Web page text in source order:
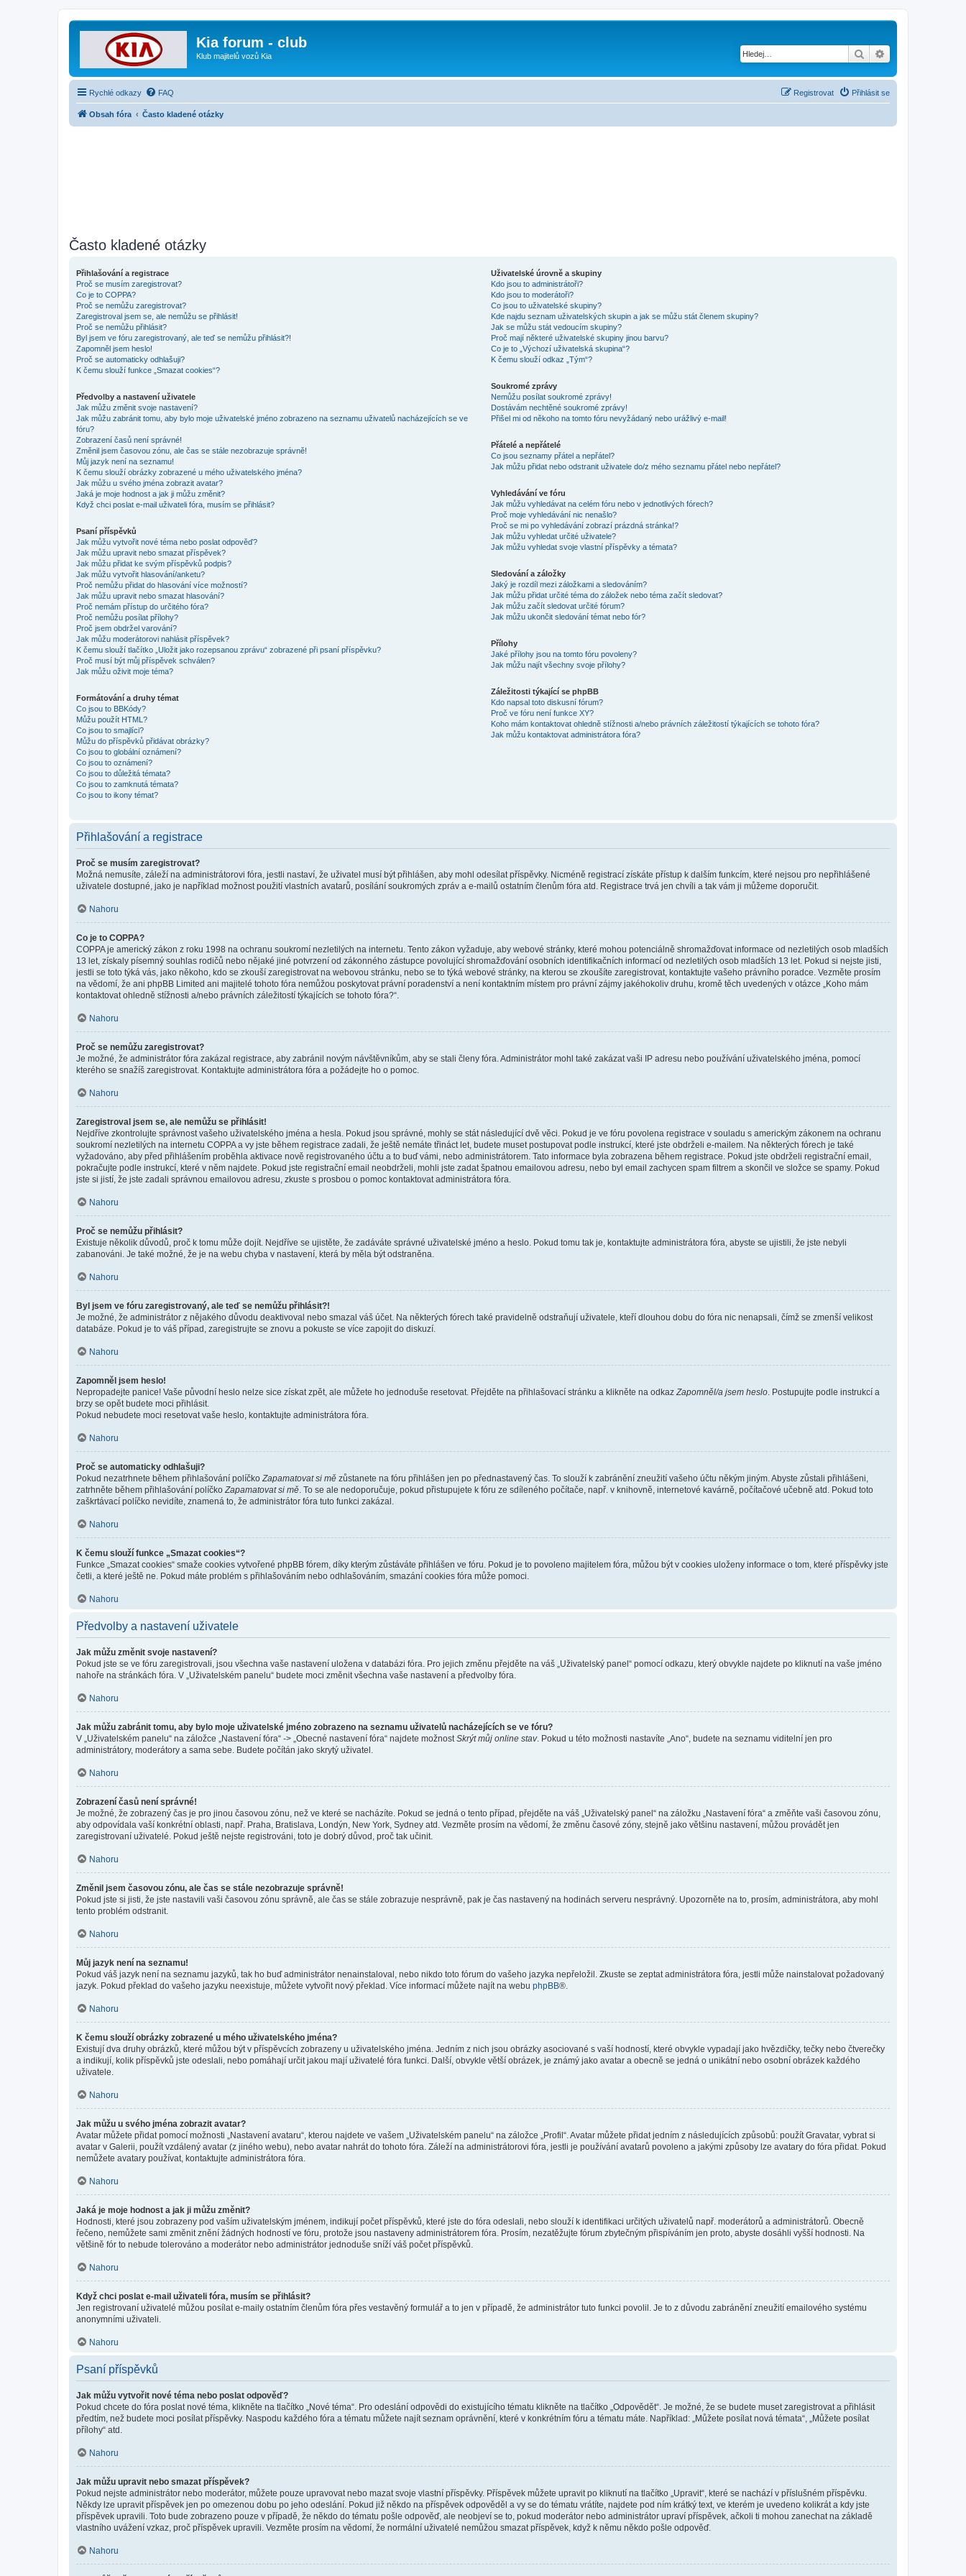
Kia forum - club
Klub majitelů vozů Kia Hledat
Rychlé odkazy FAQ Přihlásit se
Registrovat
Obsah fóra Často kladené otázky
Často kladené otázky
Přihlašování a registrace
Proč se musím zaregistrovat?
Co je to COPPA?
Proč se nemůžu zaregistrovat?
Zaregistroval jsem se, ale nemůžu se přihlásit!
Proč se nemůžu přihlásit?
Byl jsem ve fóru zaregistrovaný, ale teď se nemůžu přihlásit?!
Zapomněl jsem heslo!
Proč se automaticky odhlašuji?
K čemu slouží funkce „Smazat cookies“?
Předvolby a nastavení uživatele
Jak můžu změnit svoje nastavení?
Jak můžu zabránit tomu, aby bylo moje uživatelské jméno zobrazeno na seznamu uživatelů nacházejících se ve
fóru?
Zobrazení časů není správné!
Změnil jsem časovou zónu, ale čas se stále nezobrazuje správně!
Můj jazyk není na seznamu!
K čemu slouží obrázky zobrazené u mého uživatelského jména?
Jak můžu u svého jména zobrazit avatar?
Jaká je moje hodnost a jak ji můžu změnit?
Když chci poslat e-mail uživateli fóra, musím se přihlásit?
Psaní příspěvků
Jak můžu vytvořit nové téma nebo poslat odpověď?
Jak můžu upravit nebo smazat příspěvek?
Jak můžu přidat ke svým příspěvků podpis?
Jak můžu vytvořit hlasování/anketu?
Proč nemůžu přidat do hlasování více možností?
Jak můžu upravit nebo smazat hlasování?
Proč nemám přístup do určitého fóra?
Proč nemůžu posílat přílohy?
Proč jsem obdržel varování?
Jak můžu moderátorovi nahlásit příspěvek?
K čemu slouží tlačítko „Uložit jako rozepsanou zprávu“ zobrazené při psaní příspěvku?
Proč musí být můj příspěvek schválen?
Jak můžu oživit moje téma?
Formátování a druhy témat
Co jsou to BBKódy?
Můžu použít HTML?
Co jsou to smajlíci?
Můžu do příspěvků přidávat obrázky?
Co jsou to globální oznámení?
Co jsou to oznámení?
Co jsou to důležitá témata?
Co jsou to zamknutá témata?
Co jsou to ikony témat?
Uživatelské úrovně a skupiny
Kdo jsou to administrátoři?
Kdo jsou to moderátoři?
Co jsou to uživatelské skupiny?
Kde najdu seznam uživatelských skupin a jak se můžu stát členem skupiny?
Jak se můžu stát vedoucím skupiny?
Proč mají některé uživatelské skupiny jinou barvu?
Co je to „Výchozí uživatelská skupina“?
K čemu slouží odkaz „Tým“?
Soukromé zprávy
Nemůžu posílat soukromé zprávy!
Dostávám nechtěné soukromé zprávy!
Přišel mi od někoho na tomto fóru nevyžádaný nebo urážlivý e-mail!
Přátelé a nepřátelé
Co jsou seznamy přátel a nepřátel?
Jak můžu přidat nebo odstranit uživatele do/z mého seznamu přátel nebo nepřátel?
Vyhledávání ve fóru
Jak můžu vyhledávat na celém fóru nebo v jednotlivých fórech?
Proč moje vyhledávání nic nenašlo?
Proč se mi po vyhledávání zobrazí prázdná stránka!?
Jak můžu vyhledat určité uživatele?
Jak můžu vyhledat svoje vlastní příspěvky a témata?
Sledování a záložky
Jaký je rozdíl mezi záložkami a sledováním?
Jak můžu přidat určité téma do záložek nebo téma začít sledovat?
Jak můžu začít sledovat určité fórum?
Jak můžu ukončit sledování témat nebo fór?
Přílohy
Jaké přílohy jsou na tomto fóru povoleny?
Jak můžu najít všechny svoje přílohy?
Záležitosti týkající se phpBB
Kdo napsal toto diskusní fórum?
Proč ve fóru není funkce XY?
Koho mám kontaktovat ohledně stížnosti a/nebo právních záležitostí týkajících se tohoto fóra?
Jak můžu kontaktovat administrátora fóra?
Přihlašování a registrace
Proč se musím zaregistrovat?
Možná nemusíte, záleží na administrátorovi fóra, jestli nastaví, že uživatel musí být přihlášen, aby mohl odesílat příspěvky. Nicméně registrací získáte přístup k dalším funkcím, které nejsou pro nepřihlášené
uživatele dostupné, jako je například možnost použití vlastních avatarů, posílání soukromých zpráv a e-mailů ostatním členům fóra atd. Registrace trvá jen chvíli a tak vám ji můžeme doporučit.
Nahoru
Co je to COPPA?
COPPA je americký zákon z roku 1998 na ochranu soukromí nezletilých na internetu. Tento zákon vyžaduje, aby webové stránky, které mohou potenciálně shromažďovat informace od nezletilých osob mladších
13 let, získaly písemný souhlas rodičů nebo nějaké jiné potvrzení od zákonného zástupce povolující shromažďování osobních identifikačních informací od nezletilých osob mladších 13 let. Pokud si nejste jisti,
jestli se toto týká vás, jako někoho, kdo se zkouší zaregistrovat na webovou stránku, nebo se to týká webové stránky, na kterou se zkoušíte zaregistrovat, kontaktujte vašeho právního poradce. Vezměte prosím
na vědomí, že ani phpBB Limited ani majitelé tohoto fóra nemůžou poskytovat právní poradenství a není kontaktním místem pro právní zájmy jakéhokoliv druhu, kromě těch uvedených v otázce „Koho mám
kontaktovat ohledně stížnosti a/nebo právních záležitostí týkajících se tohoto fóra?“.
Nahoru
Proč se nemůžu zaregistrovat?
Je možné, že administrátor fóra zakázal registrace, aby zabránil novým návštěvníkům, aby se stali členy fóra. Administrátor mohl také zakázat vaši IP adresu nebo používání uživatelského jména, pomocí
kterého se snažíš zaregistrovat. Kontaktujte administrátora fóra a požádejte ho o pomoc.
Nahoru
Zaregistroval jsem se, ale nemůžu se přihlásit!
Nejdříve zkontrolujte správnost vašeho uživatelského jména a hesla. Pokud jsou správné, mohly se stát následující dvě věci. Pokud je ve fóru povolena registrace v souladu s americkým zákonem na ochranu
soukromí nezletilých na internetu COPPA a vy jste během registrace zadali, že ještě nemáte třináct let, budete muset postupovat podle instrukcí, které jste obdrželi e-mailem. Na některých fórech je také
vyžadováno, aby před přihlášením proběhla aktivace nově registrovaného účtu a to buď vámi, nebo administrátorem. Tato informace byla zobrazena během registrace. Pokud jste obdrželi registrační email,
pokračujte podle instrukcí, které v něm najdete. Pokud jste registrační email neobdrželi, mohli jste zadat špatnou emailovou adresu, nebo byl email zachycen spam filtrem a skončil ve složce se spamy. Pokud
jste si jistí, že jste zadali správnou emailovou adresu, zkuste s prosbou o pomoc kontaktovat administrátora fóra.
Nahoru
Proč se nemůžu přihlásit?
Existuje několik důvodů, proč k tomu může dojít. Nejdříve se ujistěte, že zadáváte správné uživatelské jméno a heslo. Pokud tomu tak je, kontaktujte administrátora fóra, abyste se ujistili, že jste nebyli
zabanováni. Je také možné, že je na webu chyba v nastavení, která by měla být odstraněna.
Nahoru
Byl jsem ve fóru zaregistrovaný, ale teď se nemůžu přihlásit?!
Je možné, že administrátor z nějakého důvodu deaktivoval nebo smazal váš účet. Na některých fórech také pravidelně odstraňují uživatele, kteří dlouhou dobu do fóra nic nenapsali, čímž se zmenší velikost
databáze. Pokud je to váš případ, zaregistrujte se znovu a pokuste se více zapojit do diskuzí.
Nahoru
Zapomněl jsem heslo!
Nepropadejte panice! Vaše původní heslo nelze sice získat zpět, ale můžete ho jednoduše resetovat. Přejděte na přihlašovací stránku a klikněte na odkaz Zapomněl/a jsem heslo . Postupujte podle instrukcí a
brzy se opět budete moci přihlásit.
Pokud nebudete moci resetovat vaše heslo, kontaktujte administrátora fóra.
Nahoru
Proč se automaticky odhlašuji?
Pokud nezatrhnete během přihlašování políčko Zapamatovat si mě zůstanete na fóru přihlášen jen po přednastavený čas. To slouží k zabránění zneužití vašeho účtu někým jiným. Abyste zůstali přihlášeni,
zatrhněte během přihlašování políčko Zapamatovat si mě . To se ale nedoporučuje, pokud přistupujete k fóru ze sdíleného počítače, např. v knihovně, internetové kavárně, počítačové učebně atd. Pokud toto
zaškrtávací políčko nevidíte, znamená to, že administrátor fóra tuto funkci zakázal.
Nahoru
K čemu slouží funkce „Smazat cookies“?
Funkce „Smazat cookies“ smaže cookies vytvořené phpBB fórem, díky kterým zůstáváte přihlášen ve fóru. Pokud je to povoleno majitelem fóra, můžou být v cookies uloženy informace o tom, které příspěvky jste
četli, a které ještě ne. Pokud máte problém s přihlašováním nebo odhlašováním, smazání cookies fóra může pomoci.
Nahoru
Předvolby a nastavení uživatele
Jak můžu změnit svoje nastavení?
Pokud jste se ve fóru zaregistrovali, jsou všechna vaše nastavení uložena v databázi fóra. Pro jejich změnu přejděte na váš „Uživatelský panel“ pomocí odkazu, který obvykle najdete po kliknutí na vaše jméno
nahoře na stránkách fóra. V „Uživatelském panelu“ budete moci změnit všechna vaše nastavení a předvolby fóra.
Nahoru
Jak můžu zabránit tomu, aby bylo moje uživatelské jméno zobrazeno na seznamu uživatelů nacházejících se ve fóru?
V „Uživatelském panelu“ na záložce „Nastavení fóra“ -> „Obecné nastavení fóra“ najdete možnost Skrýt můj online stav. Pokud u této možnosti nastavíte „Ano“, budete na seznamu viditelní jen pro
administrátory, moderátory a sama sebe. Budete počítán jako skrytý uživatel.
Nahoru
Zobrazení časů není správné!
Je možné, že zobrazený čas je pro jinou časovou zónu, než ve které se nacházíte. Pokud se jedná o tento případ, přejděte na váš „Uživatelský panel“ na záložku „Nastavení fóra“ a změňte vaši časovou zónu,
aby odpovídala vaší konkrétní oblasti, např. Praha, Bratislava, Londýn, New York, Sydney atd. Vezměte prosím na vědomí, že změnu časové zóny, stejně jako většinu nastavení, můžou provádět jen
zaregistrovaní uživatelé. Pokud ještě nejste registrováni, toto je dobrý důvod, proč tak učinit.
Nahoru
Změnil jsem časovou zónu, ale čas se stále nezobrazuje správně!
Pokud jste si jisti, že jste nastavili vaši časovou zónu správně, ale čas se stále zobrazuje nesprávně, pak je čas nastavený na hodinách serveru nesprávný. Upozorněte na to, prosím, administrátora, aby mohl
tento problém odstranit.
Nahoru
Můj jazyk není na seznamu!
Pokud váš jazyk není na seznamu jazyků, tak ho buď administrátor nenainstaloval, nebo nikdo toto fórum do vašeho jazyka nepřeložil. Zkuste se zeptat administrátora fóra, jestli může nainstalovat požadovaný
jazyk. Pokud překlad do vašeho jazyku neexistuje, můžete vytvořit nový překlad. Více informací můžete najít na webu phpBB®.
Nahoru
K čemu slouží obrázky zobrazené u mého uživatelského jména?
Existují dva druhy obrázků, které můžou být v příspěvcích zobrazeny u uživatelského jména. Jedním z nich jsou obrázky asociované s vaší hodností, které obvykle vypadají jako hvězdičky, tečky nebo čtverečky
a indikují, kolik příspěvků jste odeslali, nebo pomáhají určit jakou mají uživatelé fóra funkci. Další, obvykle větší obrázek, je známý jako avatar a obecně se jedná o unikátní nebo osobní obrázek každého
uživatele.
Nahoru
Jak můžu u svého jména zobrazit avatar?
Avatar můžete přidat pomocí možnosti „Nastavení avataru“, kterou najdete ve vašem „Uživatelském panelu“ na záložce „Profil“. Avatar můžete přidat jedním z následujících způsobů: použít Gravatar, vybrat si
avatar v Galerii, použít vzdálený avatar (z jiného webu), nebo avatar nahrát do tohoto fóra. Záleží na administrátorovi fóra, jestli je používání avatarů povoleno a jakými způsoby lze avatary do fóra přidat. Pokud
nemůžete avatary používat, kontaktujte administrátora fóra.
Nahoru
Jaká je moje hodnost a jak ji můžu změnit?
Hodnosti, které jsou zobrazeny pod vaším uživatelským jménem, indikují počet příspěvků, které jste do fóra odeslali, nebo slouží k identifikaci určitých uživatelů např. moderátorů a administrátorů. Obecně
řečeno, nemůžete sami změnit znění žádných hodností ve fóru, protože jsou nastaveny administrátorem fóra. Prosím, nezatěžujte fórum zbytečným přispíváním jen proto, abyste dosáhli vyšší hodnosti. Na
většině fór to nebude tolerováno a moderátor nebo administrátor jednoduše sníží váš počet příspěvků.
Nahoru
Když chci poslat e-mail uživateli fóra, musím se přihlásit?
Jen registrovaní uživatelé můžou posílat e-maily ostatním členům fóra přes vestavěný formulář a to jen v případě, že administrátor tuto funkci povolil. Je to z důvodu zabránění zneužití emailového systému
anonymními uživateli.
Nahoru
Psaní příspěvků
Jak můžu vytvořit nové téma nebo poslat odpověď?
Pokud chcete do fóra poslat nové téma, klikněte na tlačítko „Nové téma“. Pro odeslání odpovědi do existujícího tématu klikněte na tlačítko „Odpovědět“. Je možné, že se budete muset zaregistrovat a přihlásit
předtím, než budete moci posílat příspěvky. Naspodu každého fóra a tématu můžete najít seznam oprávnění, které v konkrétním fóru a tématu máte. Například: „Můžete posílat nová témata“, „Můžete posílat
přílohy“ atd.
Nahoru
Jak můžu upravit nebo smazat příspěvek?
Pokud nejste administrátor nebo moderátor, můžete pouze upravovat nebo mazat svoje vlastní příspěvky. Příspěvek můžete upravit po kliknutí na tlačítko „Upravit“, které se nachází v příslušném příspěvku.
Někdy lze upravit příspěvek jen po omezenou dobu po jeho odeslání. Pokud již někdo na příspěvek odpověděl a vy se do tématu vrátíte, najdete pod ním krátký text, ve kterém je uvedeno kolikrát a kdy jste
příspěvek upravili. Toto bude zobrazeno pouze v případě, že někdo do tématu pošle odpověď, ale neobjeví se to, pokud moderátor nebo administrátor upraví příspěvek, ačkoli ti mohou zanechat na základě
vlastního uvážení vzkaz, proč příspěvek upravili. Vezměte prosím na vědomí, že normální uživatelé nemůžou smazat příspěvek, když k němu někdo pošle odpověď.
Nahoru